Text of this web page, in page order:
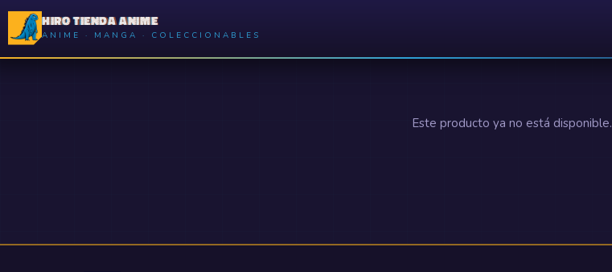
HIRO TIENDA ANIME
ANIME · MANGA · COLECCIONABLES
Este producto ya no está disponible.